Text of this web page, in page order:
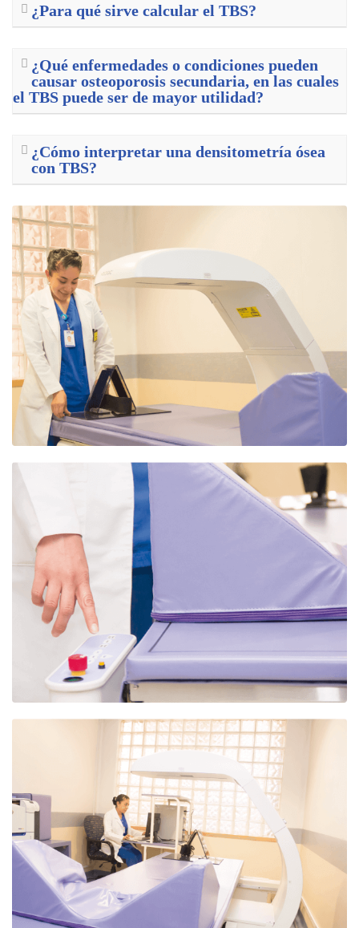
¿Para qué sirve calcular el TBS?
¿Qué enfermedades o condiciones pueden
causar osteoporosis secundaria, en las cuales
el TBS puede ser de mayor utilidad?
¿Cómo interpretar una densitometría ósea
con TBS?